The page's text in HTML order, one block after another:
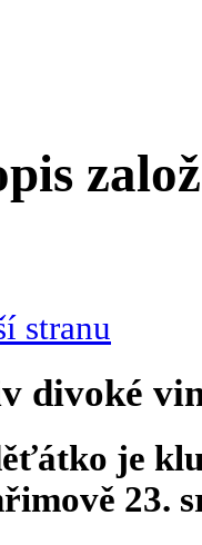
stranu
divoké
je
23.